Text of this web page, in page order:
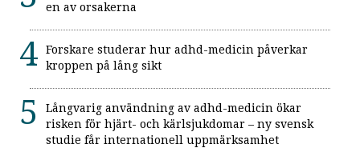
en av orsakerna
Forskare studerar hur adhd-medicin påverkar
kroppen på lång sikt
Långvarig användning av adhd-medicin ökar
risken för hjärt- och kärlsjukdomar – ny svensk
studie får internationell uppmärksamhet